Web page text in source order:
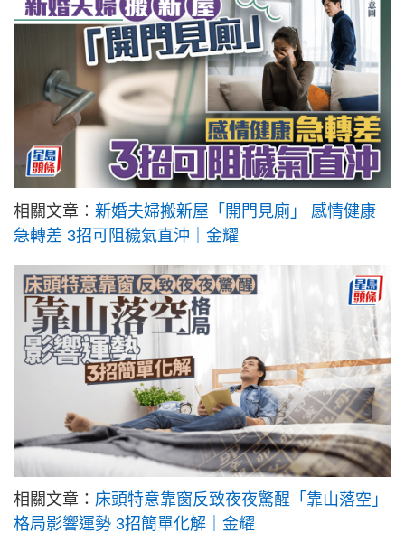
相關文章︰ 新婚夫婦搬新屋「開門見廁」 感情健康
急轉差 3招可阻穢氣直沖｜金耀
相關文章： 床頭特意靠窗反致夜夜驚醒「靠山落空」
格局影響運勢 3招簡單化解｜金耀